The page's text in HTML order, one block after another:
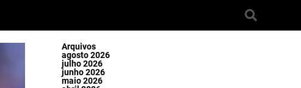
Arquivos
agosto 2026
julho 2026
junho 2026
maio 2026